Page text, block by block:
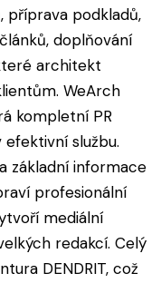
příprava podkladů,
doplňování
architekt
WeArch
kompletní PR
službu.
základní informace
profesionální
mediální
redakcí. Celý
DENDRIT, což